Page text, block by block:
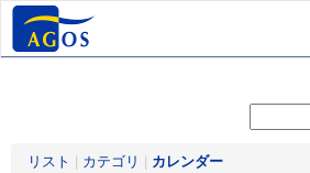
リスト カテゴリ カレンダー